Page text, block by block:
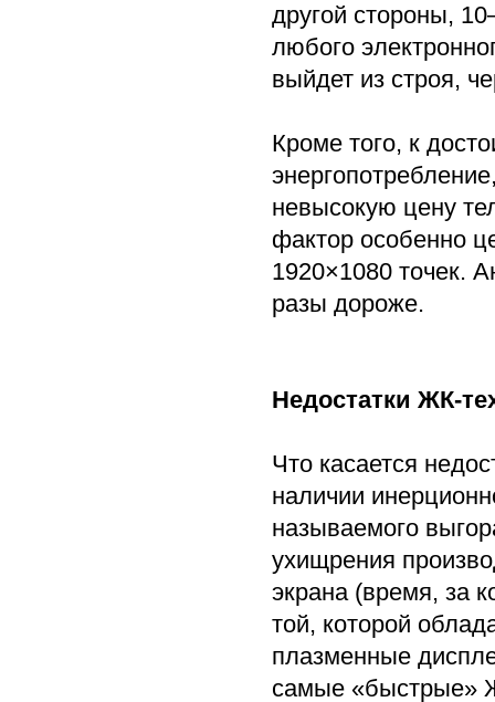
другой стороны,
любого
выйдет из строя,
Кроме того, к
невысокую цену
фактор особенно
1920×1080 точек.
разы дороже.
Недостатки ЖК-
Что касается
наличии
называемого
ухищрения
экрана (время, за
той, которой
плазменные
самые «быстрые»